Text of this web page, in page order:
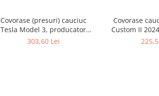
Covorase (presuri) cauciuc
Tesla Model 3, producator
Petex Germania
303,60 Lei
Covorase
Custom II
sau 3 locuri